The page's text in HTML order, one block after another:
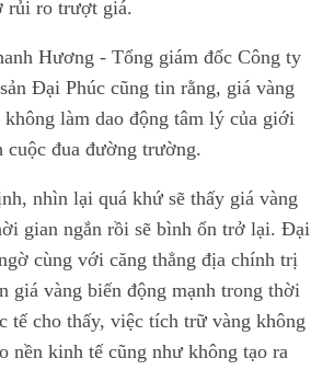
rủi ro trượt giá.
Hương - Tổng giám đốc Công ty
Đại Phúc cũng tin rằng, giá vàng
không làm dao động tâm lý của giới
cuộc đua đường trường.
nhìn lại quá khứ sẽ thấy giá vàng
gian ngắn rồi sẽ bình ổn trở lại. Đại
cùng với căng thẳng địa chính trị
giá vàng biến động mạnh trong thời
tế cho thấy, việc tích trữ vàng không
nền kinh tế cũng như không tạo ra